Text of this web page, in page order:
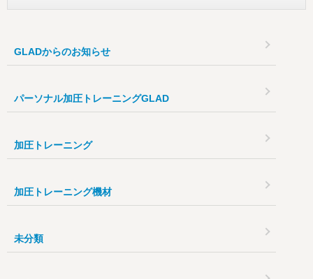
GLADからのお知らせ
パーソナル加圧トレーニングGLAD
加圧トレーニング
加圧トレーニング機材
未分類